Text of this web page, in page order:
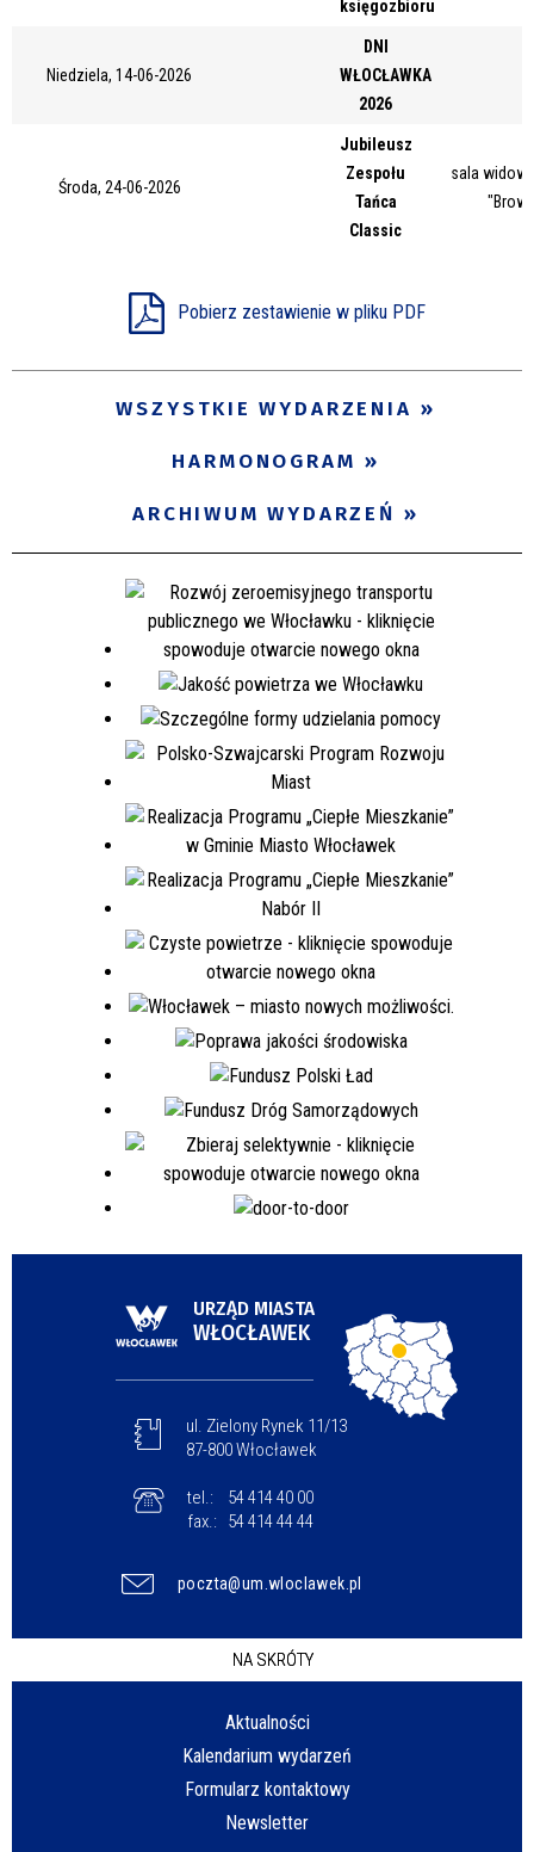
księgozbioru
Niedziela, 14-06-2026
DNI
WŁOCŁAWKA
2026
Środa, 24-06-2026
Jubileusz
Zespołu
Tańca
Classic
sala
Pobierz zestawienie w pliku PDF
WSZYSTKIE WYDARZENIA
HARMONOGRAM
ARCHIWUM WYDARZEŃ
URZĄD MIASTA
WŁOCŁAWEK
ul. Zielony Rynek 11/13
87-800 Włocławek
tel.:
54 414 40 00
fax.:
54 414 44 44
poczta@um.wloclawek.pl
NA SKRÓTY
Aktualności
Kalendarium wydarzeń
Formularz kontaktowy
Newsletter